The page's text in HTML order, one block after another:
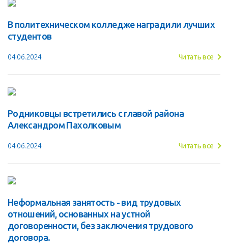
В политехническом колледже наградили лучших
студентов
04.06.2024 Читать все
Родниковцы встретились с главой района
Александром Пахолковым
04.06.2024 Читать все
Неформальная занятость - вид трудовых
отношений, основанных на устной
договоренности, без заключения трудового
договора.